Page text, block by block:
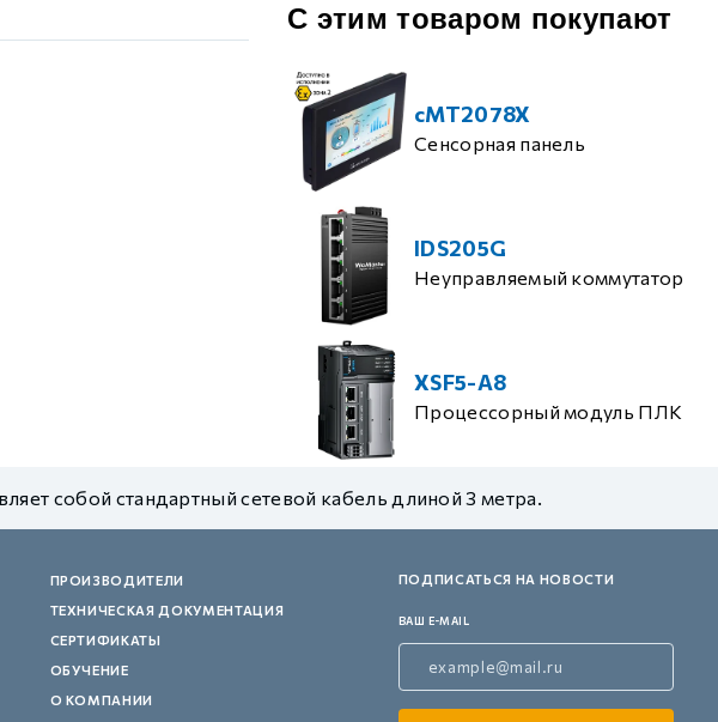
С этим товаром покупают
cMT2078X
Сенсорная панель
IDS205G
Неуправляемый коммутатор
XSF5-A8
Процессорный модуль ПЛК
собой стандартный сетевой кабель длиной 3 метра.
ПРОИЗВОДИТЕЛИ
ТЕХНИЧЕСКАЯ ДОКУМЕНТАЦИЯ
СЕРТИФИКАТЫ
ОБУЧЕНИЕ
О КОМПАНИИ
ПОДПИСАТЬСЯ НА НОВОСТИ
ВАШ E-MAIL